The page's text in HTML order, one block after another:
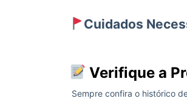
Cuidados
Verifique a
Sempre confira o histórico